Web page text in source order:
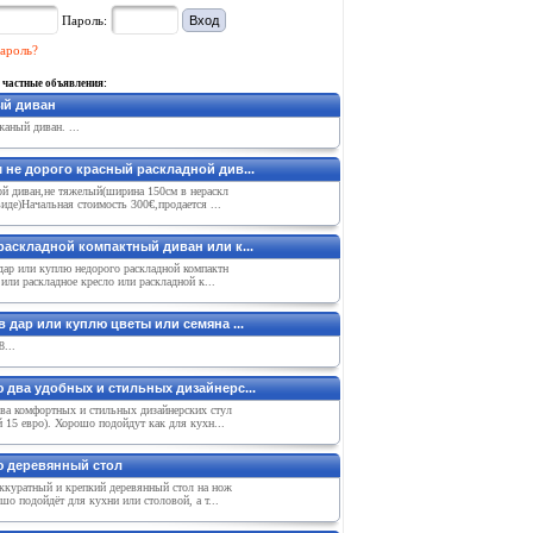
Пароль:
объявления:
диван
диван. ...
дорого красный раскладной див...
диван,не тяжелый(ширина 150см в нераскл
стоимость 300€,продается ...
компактный диван или к...
или куплю недорого раскладной компактн
раскладное кресло или раскладной к...
дар или куплю цветы или семяна ...
удобных и стильных дизайнерс...
комфортных и стильных дизайнерских стул
евро). Хорошо подойдут как для кухн...
деревянный стол
и крепкий деревянный стол на нож
подойдёт для кухни или столовой, а т...